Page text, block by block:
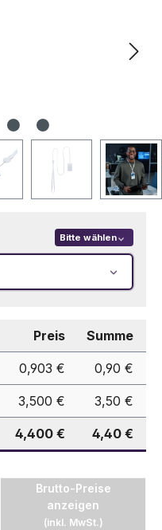
Bitte wählen
Preis Summe
0,903 € 0,90 €
3,500 € 3,50 €
4,400 € 4,40 €
Brutto-Preise
anzeigen
(inkl. MwSt.)